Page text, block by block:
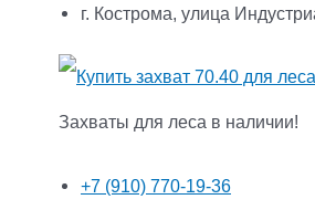
г. Кострома, улица
Захваты для леса в наличии!
+7 (910) 770-19-36